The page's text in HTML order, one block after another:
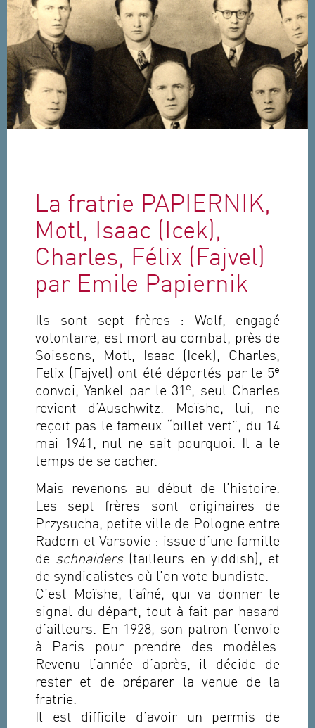
Aller au contenu principal
La fratrie PAPIERNIK,
Motl, Isaac (Icek),
Charles, Félix (Fajvel)
par Emile Papiernik
Ils sont sept frères : Wolf, engagé
volontaire, est mort au combat, près de
Soissons, Motl, Isaac (Icek), Charles,
Felix (Fajvel) ont été déportés par le 5e
convoi, Yankel par le 31 e, seul Charles
revient d’Auschwitz. Moïshe, lui, ne
reçoit pas le fameux “billet vert”, du 14
mai 1941, nul ne sait pourquoi. Il a le
temps de se cacher.
Mais revenons au début de l’histoire.
Les sept frères sont originaires de
Przysucha, petite ville de Pologne entre
Radom et Varsovie : issue d’une famille
de schnaiders(tailleurs en yiddish), et
de syndicalistes où l’on vote bund iste.
C’est Moïshe, l’aîné, qui va donner le
signal du départ, tout à fait par hasard
d’ailleurs. En 1928, son patron l’envoie
à Paris pour prendre des modèles.
Revenu l’année d’après, il décide de
rester et de préparer la venue de la
fratrie.
Il est difficile d’avoir un permis de